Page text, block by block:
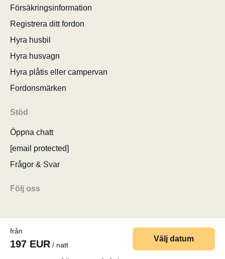
från
197 EUR / natt
Välj datum
Försäkringsinformation
Registrera ditt fordon
Hyra husbil
Hyra husvagn
Hyra plåtis eller campervan
Fordonsmärken
Stöd
Öppna chatt
[email protected]
Frågor & Svar
Följ oss
© 2026 MyCamper AG Användarvillkor